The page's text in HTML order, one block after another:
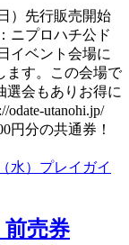
）先行販売開始
ニプロハチ公ド
イベント会場に
ます。この会場で
選会もありお得に
utanohi.jp/
円分の共通券！
売券